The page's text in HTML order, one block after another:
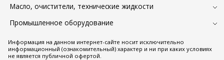
Масло, очистители, технические жидкости
Промышленное оборудование
Информация на данном интернет-сайте носит исключительно
информационный (ознакомительный) характер и ни при каких условиях
не является публичной офертой.